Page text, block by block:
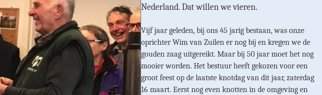
Nederland. Dat willen we vieren.
Vijf jaar geleden, bij ons 45 jarig bestaan, was onze
oprichter Wim van Zuilen er nog bij en kregen we de
gouden zaag uitgereikt. Maar bij 50 jaar moet het nog
mooier worden. Het bestuur heeft gekozen voor een
groot feest op de laatste knotdag van dit jaar, zaterdag
16 maart. Eerst nog even knotten in de omgeving en